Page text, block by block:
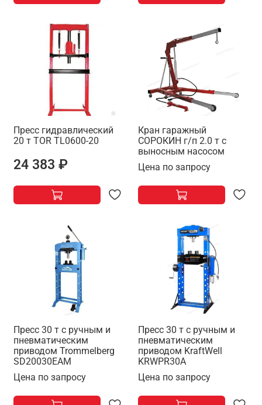
Пресс гидравлический
20 т TOR TL0600-20
24 383 ₽
Кран гаражный
СОРОКИН г/п 2.0 т с
выносным насосом
Цена по запросу
Пресс 30 т с ручным и
пневматическим
приводом Trommelberg
SD20030EAM
Цена по запросу
Пресс 30 т с ручным и
пневматическим
приводом KraftWell
KRWPR30A
Цена по запросу